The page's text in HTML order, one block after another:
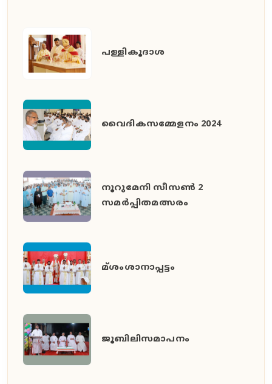
പള്ളികൂദാശ
വൈദികസമ്മേളനം 2024
നൂറുമേനി സീസൺ 2
സമർപ്പിതമത്സരം
മ്ശംശാനാപ്പട്ടം
ജൂബിലിസമാപനം